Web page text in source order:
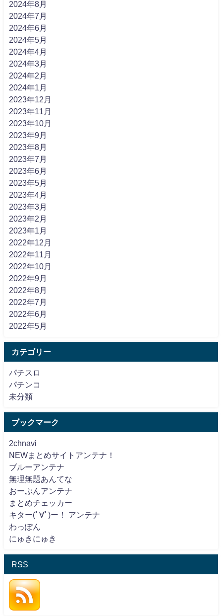
2024年8月
2024年7月
2024年6月
2024年5月
2024年4月
2024年3月
2024年2月
2024年1月
2023年12月
2023年11月
2023年10月
2023年9月
2023年8月
2023年7月
2023年6月
2023年5月
2023年4月
2023年3月
2023年2月
2023年1月
2022年12月
2022年11月
2022年10月
2022年9月
2022年8月
2022年7月
2022年6月
2022年5月
カテゴリー
パチスロ
パチンコ
未分類
ブックマーク
2chnavi
NEWまとめサイトアンテナ！
ブルーアンテナ
無理無題あんてな
おーぷんアンテナ
まとめチェッカー
キター(ﾟ∀ﾟ)ー！ アンテナ
わっぽん
にゅきにゅき
RSS